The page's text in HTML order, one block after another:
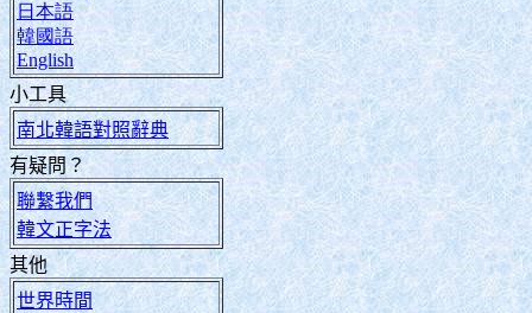
日本語
韓國語
English
小工具
南北韓語對照辭典
有疑問？
聯繫我們
韓文正字法
其他
世界時間